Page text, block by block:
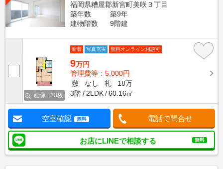
福岡県糟屋郡新宮町美咲３丁目
築年数
築9年
建物階数
9階建
画像 : 23枚
新着 写真充実 無料オンライン相談可
9万円
管理費等：5,000円
敷
なし 礼
18万
3階
2LDK 60.16㎡
空室確認 無料 電話で問合せ
お店にLINEで相談する 無料